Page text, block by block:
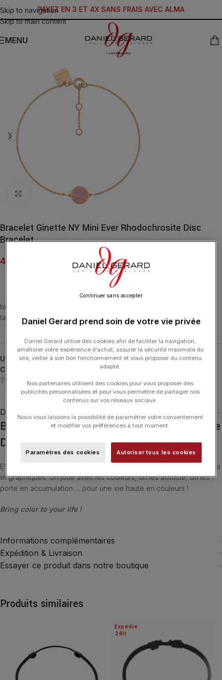
Skip to navigation
Skip to main content
PAYEZ EN 3 ET 4X SANS FRAIS AVEC ALMA
MENU
Click to enlarge
Bracelet Ginette NY Mini Ever Rhodochrosite Disc
Bracelet
420.00
bracelet or rose 18 carats et rhodochrosite, 17 cm
taille du motif : 6 mm
UGS :BEVERC3
Catégories :
Bracelets, GINETTE NY
Typologies
Description
Bracelet Ginette NY Mini Ever Rhodochrosite
Disc Bracelet
EVER, une déclinaison de pierres naturelles et de formes originales
et graphiques. On joue avec les couleurs, on les associe, on les
porte en accumulation … pour une vie haute en couleurs !
Bring color to your life !
Informations complémentaires
Expédition & Livraison
Essayer ce produit dans notre boutique
Produits similaires
24H
Expédié
Daniel Gerard prend soin de votre vie privée
Daniel Gerard utilise des cookies afin de faciliter la navigation,
améliorer votre expérience d'achat, assurer la sécurité maximale du
site, veiller à son bon fonctionnement et vous proposer du contenu
adapté.
Nos partenaires utilisent des cookies pour vous proposer des
publicités personnalisées et pour vous permettre de partager nos
contenus sur vos réseaux sociaux.
Nous vous laissons la possibilité de paramétrer votre consentement
et modifier vos préférences à tout moment.
Paramètres des cookies Autoriser tous les cookies
Continuer sans accepter